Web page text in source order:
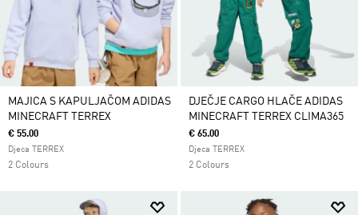
MAJICA S KAPULJAČOM ADIDAS
MINECRAFT TERREX
€ 55.00
Djeca TERREX
2 Colours
DJEČJE CARGO HLAČE ADIDAS
MINECRAFT TERREX CLIMA365
€ 65.00
Djeca TERREX
2 Colours